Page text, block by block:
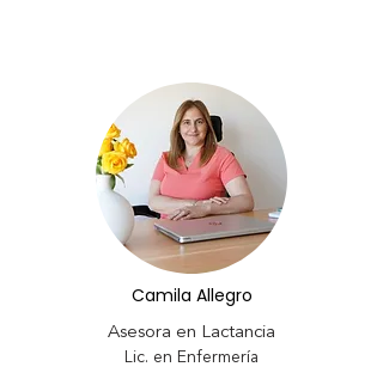
Camila Allegro
Asesora en Lactancia
Lic. en Enfermería